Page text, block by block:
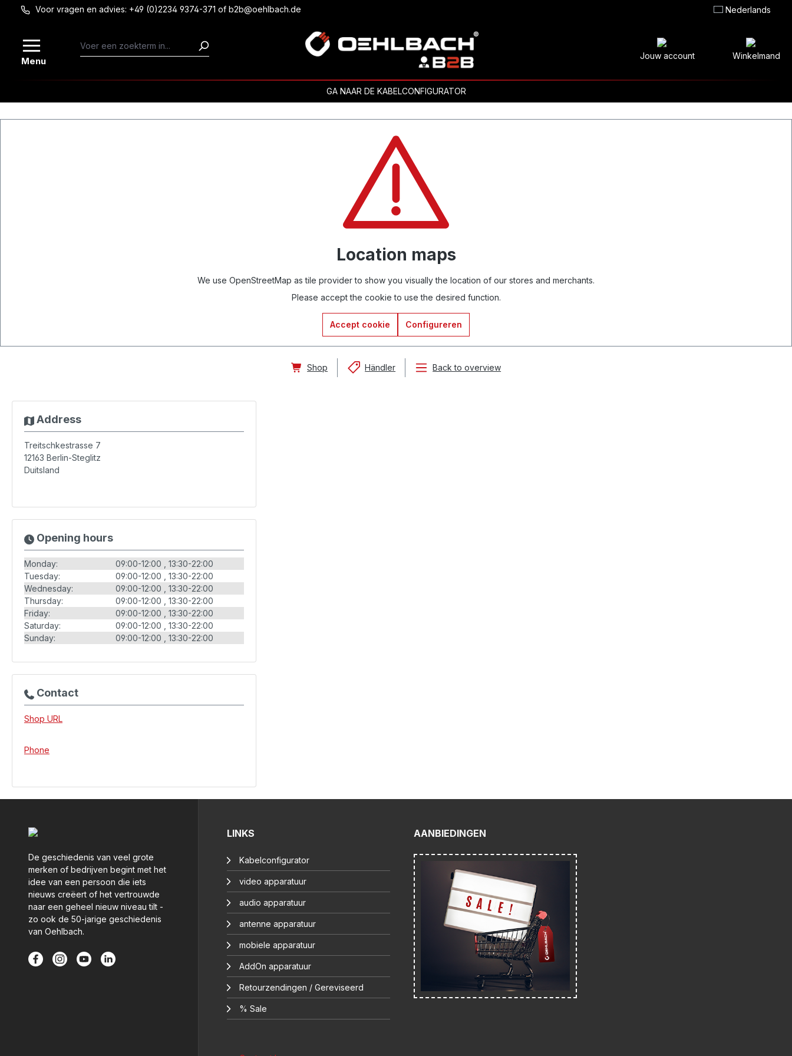
Ga naar de hoofdinhoud
Voor vragen en advies: +49 (0)2234 9374-371 of b2b@oehlbach.de Nederlands
Menu Jouw account Winkelmand
GA NAAR DE KABELCONFIGURATOR
Location maps
We use OpenStreetMap as tile provider to show you visually the location of our stores and merchants.
Please accept the cookie to use the desired function.
Accept cookie Configureren
Shop Händler Back to overview
Address
Treitschkestrasse 7
12163 Berlin-Steglitz
Duitsland
Opening hours
Monday: 09:00-12:00
13:30-22:00
Tuesday:
09:00-12:00
13:30-22:00
Wednesday:
09:00-12:00
13:30-22:00
Thursday:
09:00-12:00
13:30-22:00
Friday:
09:00-12:00
13:30-22:00
Saturday:
09:00-12:00
13:30-22:00
Sunday:
09:00-12:00 13:30-22:00
Contact
Shop URL
Phone
De geschiedenis van veel grote
merken of bedrijven begint met het
idee van een persoon die iets
nieuws creëert of het vertrouwde
naar een geheel nieuw niveau tilt -
zo ook de 50-jarige geschiedenis
van Oehlbach.
LINKS
Kabelconfigurator
video apparatuur
audio apparatuur
antenne apparatuur
mobiele apparatuur
AddOn apparatuur
Retourzendingen / Gereviseerd
% Sale
AANBIEDINGEN